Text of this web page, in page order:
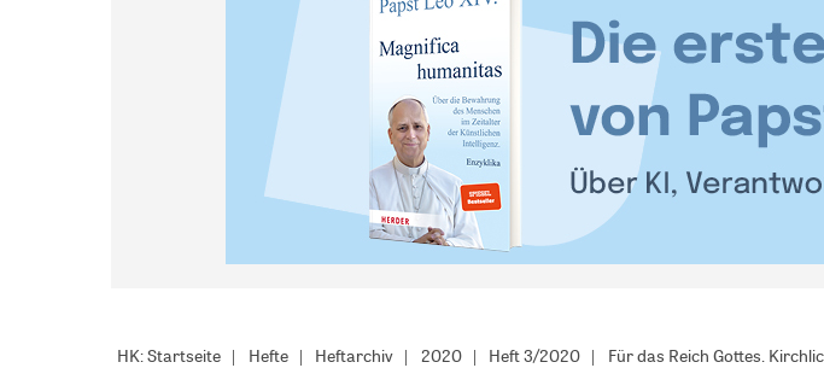
HK: Startseite Hefte Heftarchiv 2020 Heft 3/2020 Für das Reich Gottes.